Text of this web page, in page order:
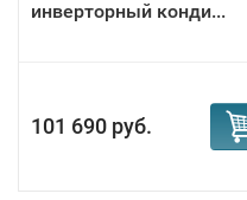
инверторный конди...
101 690 руб.